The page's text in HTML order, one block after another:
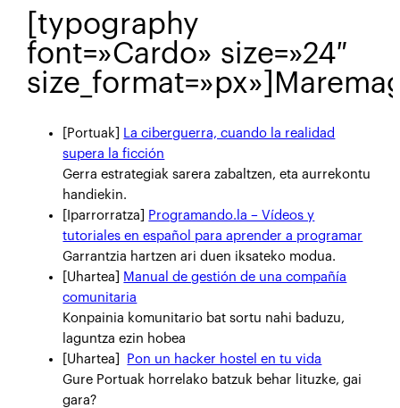
[typography
font=»Cardo» size=»24″
[Portuak]
La ciberguerra, cuando la realidad
supera la ficción
Gerra estrategiak sarera zabaltzen, eta aurrekontu
handiekin.
[Iparrorratza]
Programando.la – Vídeos y
tutoriales en español para aprender a programar
Garrantzia hartzen ari duen iksateko modua.
[Uhartea]
Manual de gestión de una compañía
comunitaria
Konpainia komunitario bat sortu nahi baduzu,
laguntza ezin hobea
[Uhartea]
Pon un hacker hostel en tu vida
Gure Portuak horrelako batzuk behar lituzke, gai
gara?